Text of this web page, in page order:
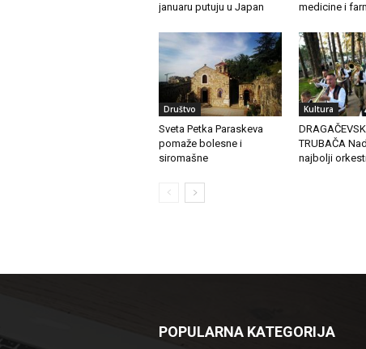
januaru putuju u Japan
medicine i
Društvo
Sveta Petka Paraskeva
pomaže bolesne i
siromašne
Kultura
TRUBAČA
najbolji
POPULARNA KATEGORIJA